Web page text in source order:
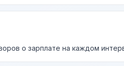
о зарплате на каждом